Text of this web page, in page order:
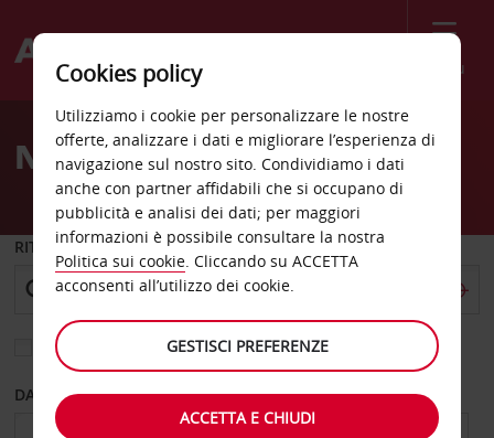
Menù
Welcome
AvisNoleggio auto Banff
RITIRO DA
Scegli una località di riconsegna diversa
DAL GIORNO AL GIORNO
Cookies policy
Utilizziamo i cookie per personalizzare le nostre
offerte, analizzare i dati e migliorare l’esperienza di
navigazione sul nostro sito. Condividiamo i dati
anche con partner affidabili che si occupano di
pubblicità e analisi dei dati; per maggiori
informazioni è possibile consultare la nostra
Politica sui cookie. Cliccando su ACCETTA
acconsenti all’utilizzo dei cookie.
GESTISCI PREFERENZE
ACCETTA E CHIUDI